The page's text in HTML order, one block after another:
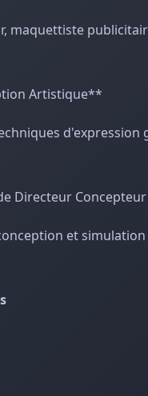
maquettiste
Artistique**
Directeur
et